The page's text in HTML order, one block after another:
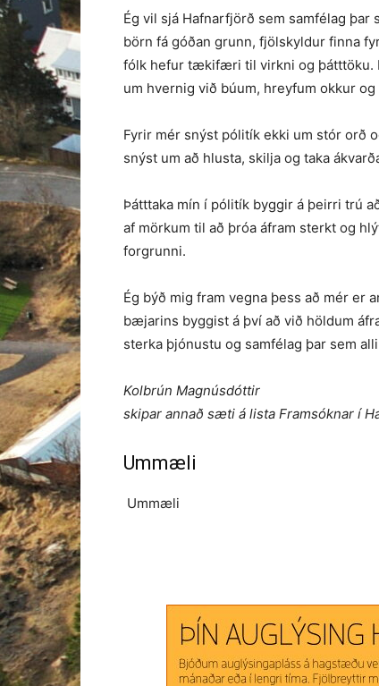
Ég vil sjá Hafnarfjörð sem samfélag
börn fá góðan grunn, fjölskyldur finna
fólk hefur tækifæri til virkni og þátttöku.
um hvernig við búum, hreyfum okkur
Fyrir mér snýst pólitík ekki um stór orð
snýst um að hlusta, skilja og taka
Þátttaka mín í pólitík byggir á þeirri trú
af mörkum til að þróa áfram sterkt og
forgrunni.
Ég býð mig fram vegna þess að mér er
bæjarins byggist á því að við höldum
sterka þjónustu og samfélag þar sem
Kolbrún Magnúsdóttir
skipar annað sæti á lista Framsóknar í
Ummæli
Ummæli